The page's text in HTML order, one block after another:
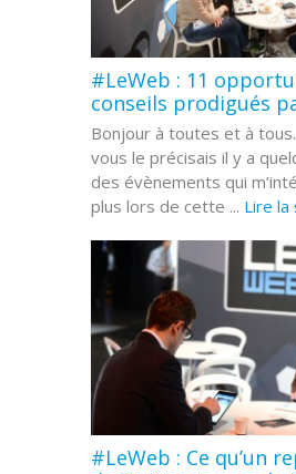
#LeWeb : 11
conseils prodigués
Bonjour à toutes et à
vous le précisais il y a
des évènements qui
plus lors de cette ... Lire la
#LeWeb : Ce qu’un